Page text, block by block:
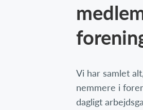
Vi har samlet
nemmere i
dagligt